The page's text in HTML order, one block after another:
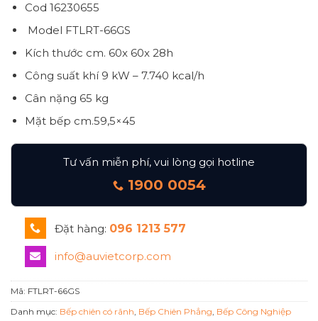
Cod 16230655
Model FTLRT-66GS
Kích thước cm. 60x 60x 28h
Công suất khí9 kW – 7.740 kcal/h
Cân nặng 65 kg
Mặt bếp cm.59,5×45
Tư vấn miễn phí, vui lòng gọi hotline
1900 0054
Đặt hàng: 096 1213 577
info@auvietcorp.com
Mã: FTLRT-66GS
Danh mục: Bếp chiên có rãnh, Bếp Chiên Phẳng, Bếp Công Nghiệp